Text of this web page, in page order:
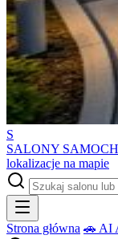
S
SALONY
lokalizacje na mapie
Strona główna 🚗 AI